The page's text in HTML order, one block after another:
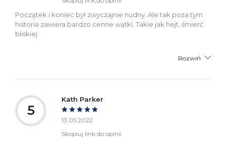
Początek i koniec był zwyczajnie nudny. Ale tak poza tym
historia zawiera bardzo cenne wątki. Takie jak hejt, śmierć
bliskiej
Rozwiń
5
Kath Parker
13.05.2022
Skopiuj link do opinii